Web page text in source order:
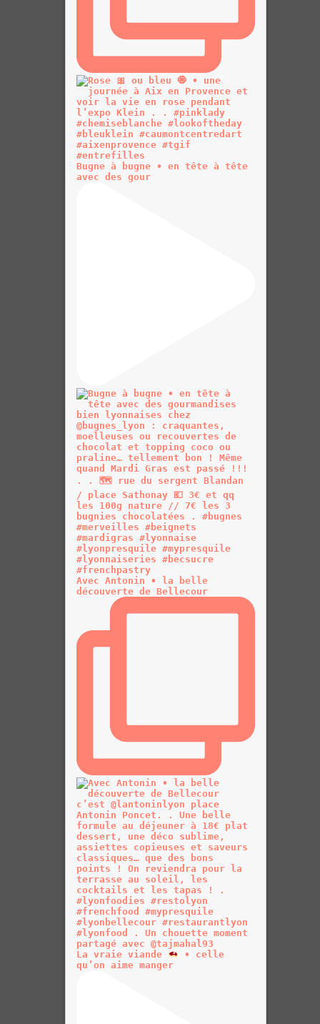
Bugne à bugne • en tête à tête
avec des gour
Avec Antonin • la belle
découverte de Bellecour
La vraie viande
• celle
qu’on aime manger